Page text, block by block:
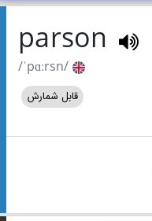
parson
/ˈpɑːrsn/
قابل شمارش